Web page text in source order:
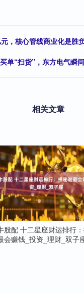
，核心管线商业化是胜
单“扫货”，东方电气瞬
相关文章
股配 十二星座财运排行
会赚钱_投资_理财_双子